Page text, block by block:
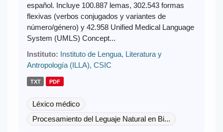
español. Incluye 100.887 lemas, 302.543 formas
flexivas (verbos conjugados y variantes de
número/género) y 42.958 Unified Medical Language
System (UMLS) Concept...
Instituto: Instituto de Lengua, Literatura y
Antropología (ILLA), CSIC
TXT PDF
Léxico médico
Procesamiento del Leguaje Natural en Bi...